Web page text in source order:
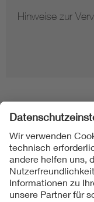
Hinweise zur
Folgen Sie uns